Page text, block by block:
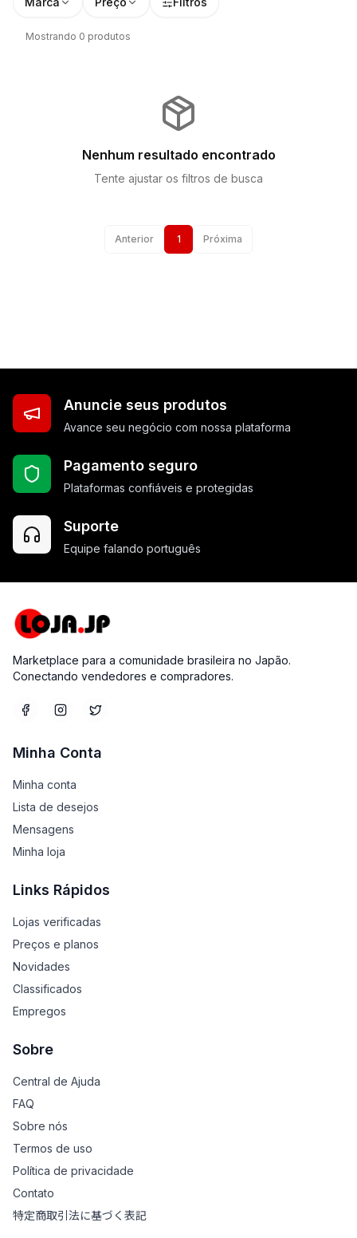
Mostrando 0 produtos
Nenhum resultado encontrado
Tente ajustar os filtros de busca
Anterior 1 Próxima
Anuncie seus produtos
Avance seu negócio com nossa plataforma
Pagamento seguro
Plataformas confiáveis e protegidas
Suporte
Equipe falando português
Marketplace para a comunidade brasileira no Japão.
Conectando vendedores e compradores.
Minha Conta
Minha conta
Lista de desejos
Mensagens
Minha loja
Links Rápidos
Lojas verificadas
Preços e planos
Novidades
Classificados
Empregos
Sobre
Central de Ajuda
FAQ
Sobre nós
Termos de uso
Política de privacidade
Contato
特定商取引法に基づく表記